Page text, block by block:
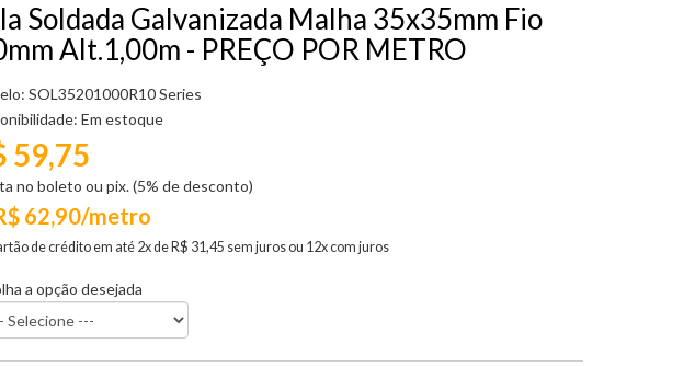
Soldada Galvanizada Malha 35x35mm Fio
Alt.1,00m - PREÇO POR METRO
SOL35201000R10 Series
Em estoque
62,90/metro
de crédito em até 2x de R$ 31,45 sem juros ou 12x com juros
59,75
no boleto ou pix. (5% de desconto)
a opção desejada